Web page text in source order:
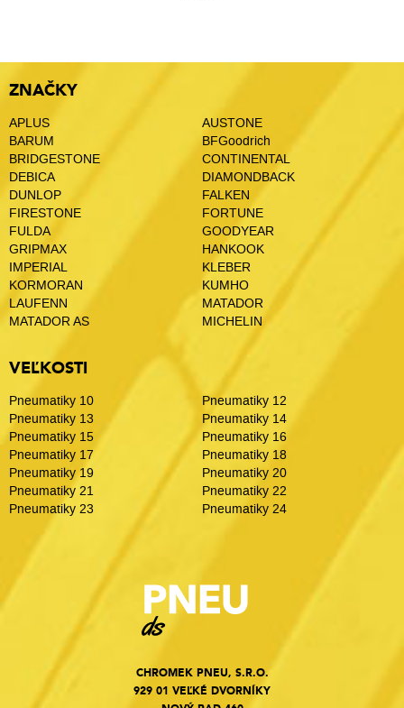
ZNAČKY
APLUS
AUSTONE
BARUM
BFGoodrich
BRIDGESTONE
CONTINENTAL
DEBICA
DIAMONDBACK
DUNLOP
FALKEN
FIRESTONE
FORTUNE
FULDA
GOODYEAR
GRIPMAX
HANKOOK
IMPERIAL
KLEBER
KORMORAN
KUMHO
LAUFENN
MATADOR
MATADOR AS
MICHELIN
VEĽKOSTI
Pneumatiky 10
Pneumatiky 12
Pneumatiky 13
Pneumatiky 14
Pneumatiky 15
Pneumatiky 16
Pneumatiky 17
Pneumatiky 18
Pneumatiky 19
Pneumatiky 20
Pneumatiky 21
Pneumatiky 22
Pneumatiky 23
Pneumatiky 24
CHROMEK PNEU, S.R.O.
929 01 VEĽKÉ DVORNÍKY